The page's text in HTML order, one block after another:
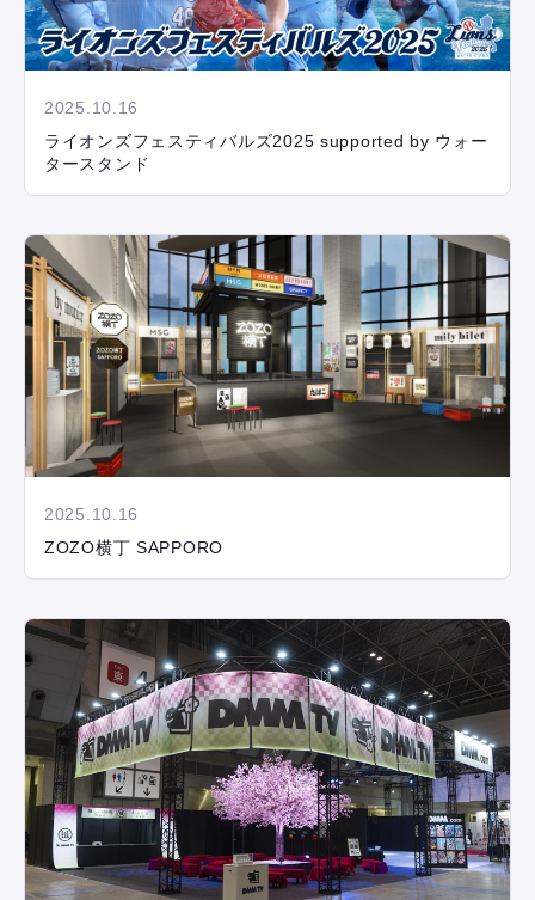
2025.10.16
ライオンズフェスティバルズ2025 supported by ウォー
タースタンド
2025.10.16
ZOZO横丁 SAPPORO